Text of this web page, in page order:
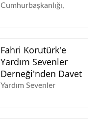
Cumhurbaşkanlığı
Fahri Korutürk'e
Yardım Sevenler
Derneği'nden Davet
Yardım Sevenler